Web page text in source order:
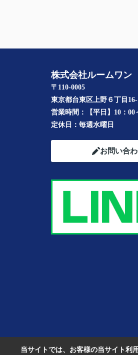
株式会社ルームワン
〒110-0005
東京都台東区上野６丁目
営業時間：
【平日】10：
定休日： 毎週水曜日
お問い合
当サイトでは、お客様の当サイト利